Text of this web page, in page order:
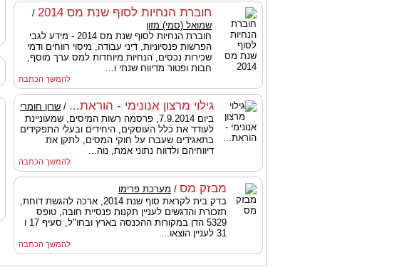
חוברת הנחיות לסוף שנת מס 2014
/
שמואל (סמי) מזון
חוברת הנחיות לסוף שנת מס 2014 - מידע לגבי
הפרשות פנסיוניות, דיני עבודה, מיסוי רווחים ודמי
שכירות נכסים, הנחיות מיוחדות למס ערך מוסף,
חבות ופטור מדיווח שנתי ו...
להמשך הכתבה
גילוי מרצון אנונימי - הוראת... / שרון חומרי
ביום 7.9.2014, פרסמה רשות המיסים, שמעוניינת
לעודד את כלל העוסקים, היחידים ובעלי התפקידים
בתאגידים שעברו על חוקי המסים, לתקן את
דיווחיהם ולדווח נתוני אמת, נוה...
להמשך הכתבה
מבזק מס / מערכת פרימו
בדק בית לקראת סוף שנת 2014, ארכה להגשת דוחת,
תזכורת והדגשים לעניין תקנות פנסיית חובה, טופס
5329 הדן במקורות ההכנסה בארץ ובחו"ל, סעיף 17 ו
31 לעניין הוצאו...
להמשך הכתבה